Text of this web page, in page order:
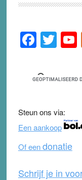
Primary
Sidebar
F
a
c
e
b
o
o
k
T
wi
tt
er
Steun ons via:
Een aankoop
Of eendonatie
Schrijf je in